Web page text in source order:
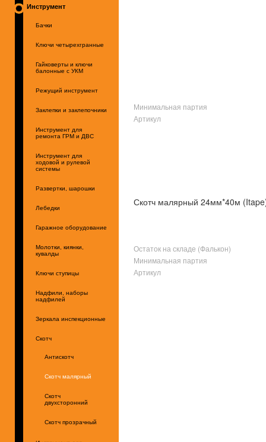
Инструмент
Бачки
Ключи четырехгранные
Гайковерты и ключи
балонные с УКМ
Режущий инструмент
Заклепки и заклепочники
Инструмент для
ремонта ГРМ и ДВС
Инструмент для
ходовой и рулевой
системы
Развертки, шарошки
Лебедки
Гаражное оборудование
Молотки, киянки,
кувалды
Ключи ступицы
Надфили, наборы
надфилей
Зеркала инспекционные
Скотч
Антискотч
Скотч малярный
Скотч
двухсторонний
Скотч прозрачный
Минимальная партия
Артикул
Скотч малярный 24мм*40м
Остаток на складе (Фалькон)
Минимальная партия
Артикул